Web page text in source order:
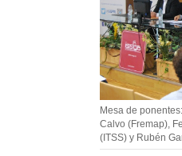
Mesa de
Calvo (Fremap),
(ITSS) y Rubén